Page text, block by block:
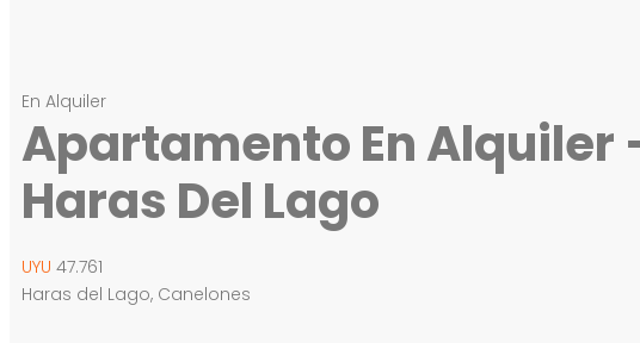
En Alquiler
Apartamento En Alquiler
Haras Del Lago
UYU 47.761
Haras del Lago, Canelones